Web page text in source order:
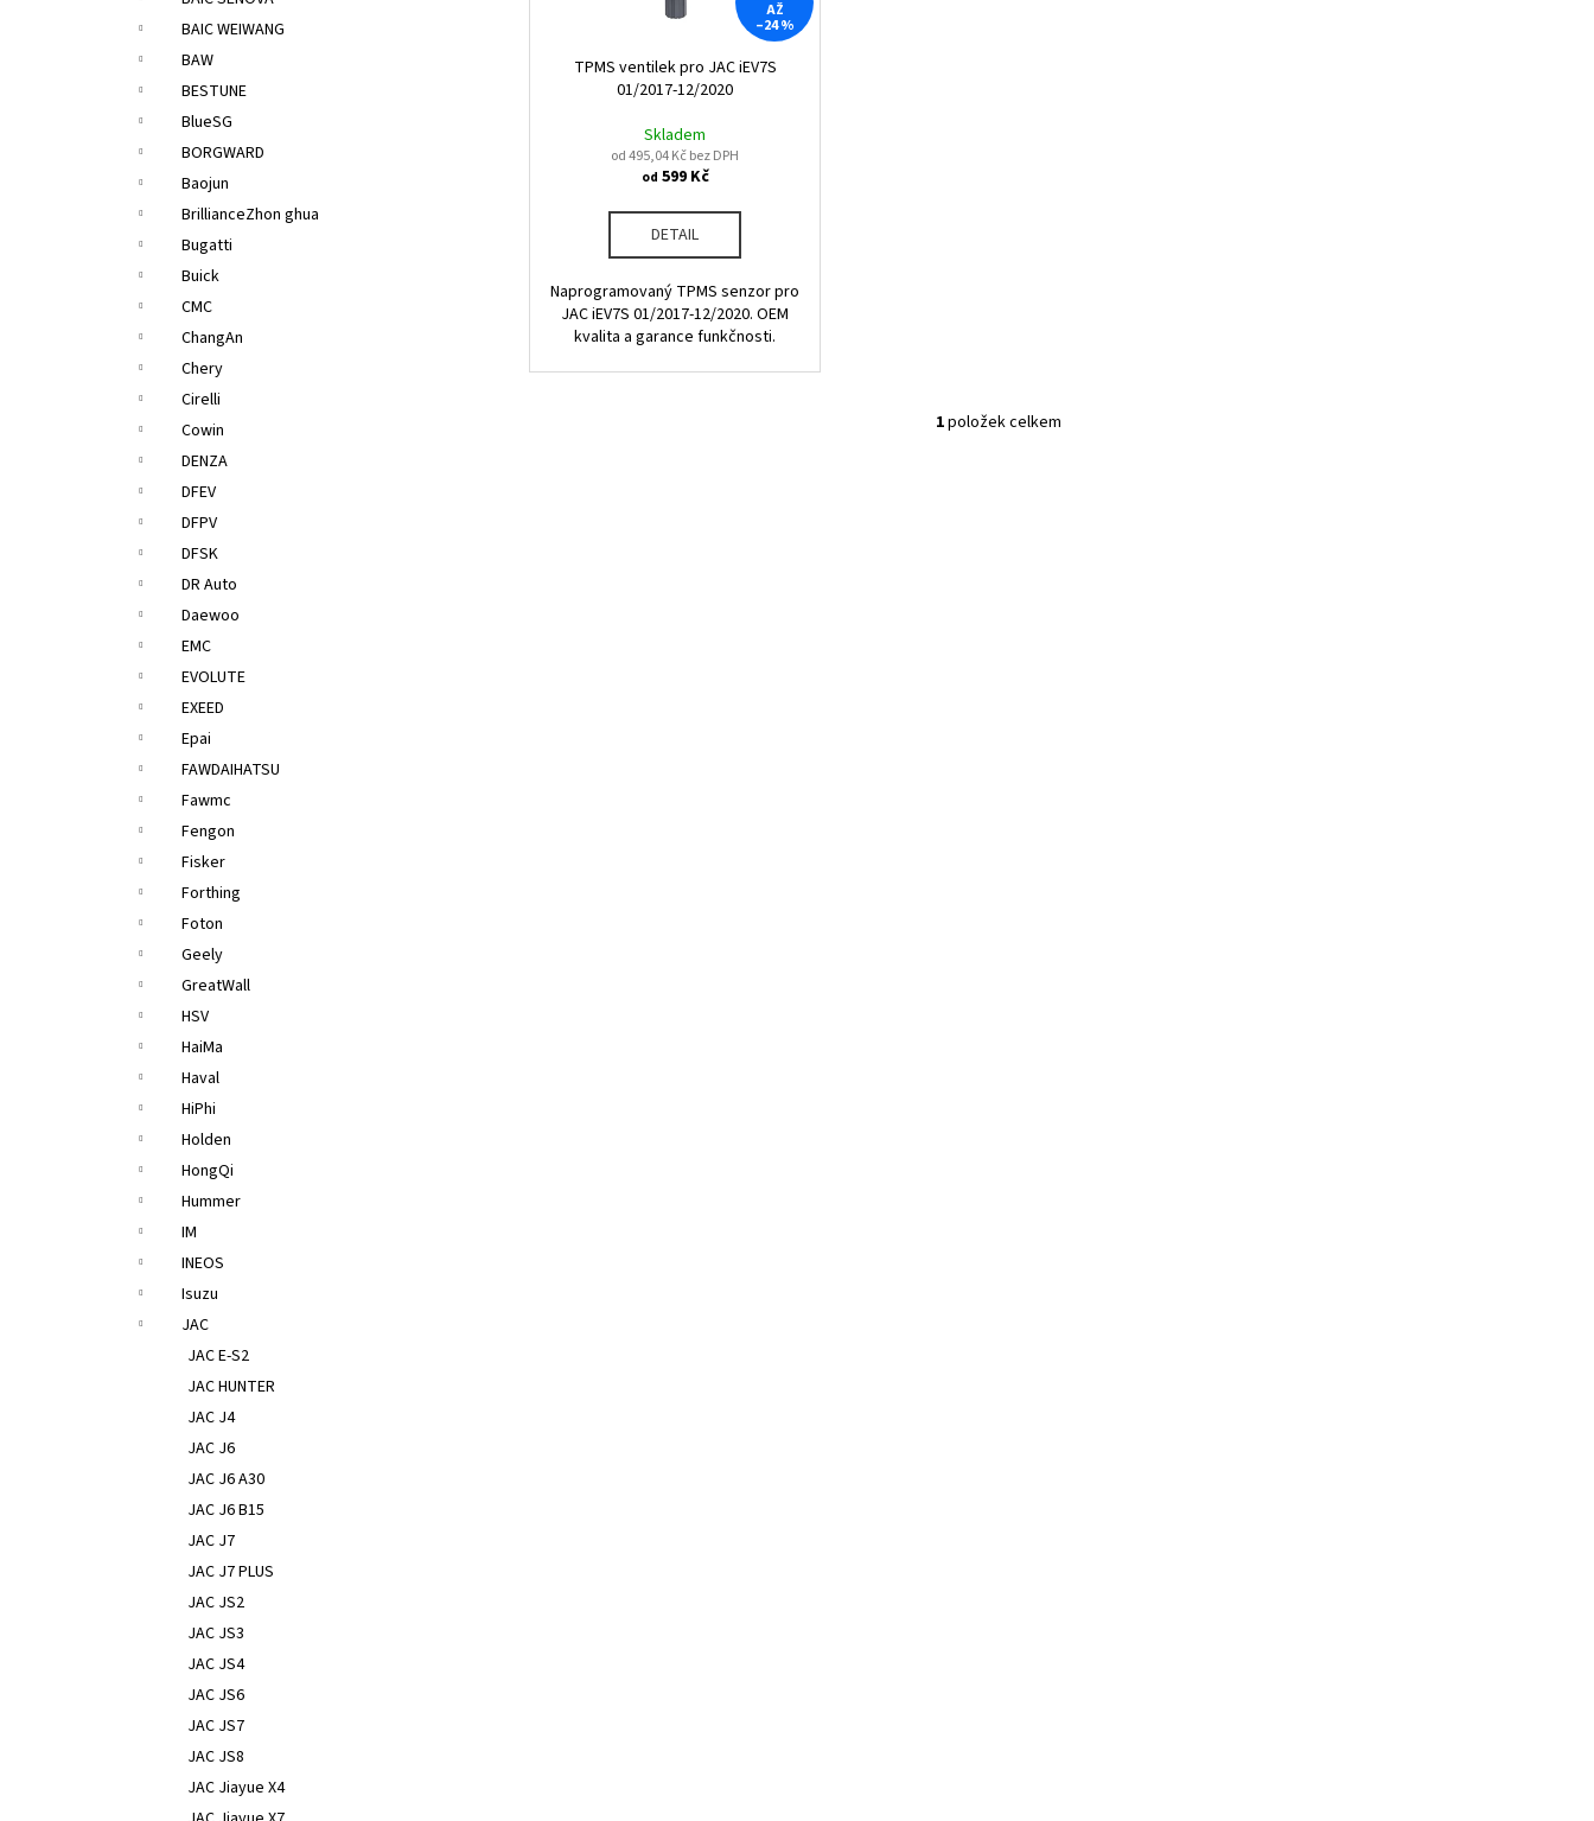
BAIC WEIWANG
BAW
BESTUNE
BlueSG
BORGWARD
Baojun
BrillianceZhon ghua
Bugatti
Buick
CMC
ChangAn
Chery
Cirelli
Cowin
DENZA
DFEV
DFPV
DFSK
DR Auto
Daewoo
EMC
EVOLUTE
EXEED
Epai
FAWDAIHATSU
Fawmc
Fengon
Fisker
Forthing
Foton
Geely
GreatWall
HSV
HaiMa
Haval
HiPhi
Holden
HongQi
Hummer
IM
INEOS
Isuzu
JAC
JAC E-S2
JAC HUNTER
JAC J4
JAC J6
JAC J6 A30
JAC J6 B15
JAC J7
JAC J7 PLUS
JAC JS2
JAC JS3
JAC JS4
JAC JS6
JAC JS7
JAC JS8
JAC Jiayue X4
AŽ
–24 %
TPMS ventilek pro JAC iEV7S
01/2017-12/2020
Skladem
od 495,04 Kč bez DPH
od 599 Kč
DETAIL
Naprogramovaný TPMS senzor pro
JAC iEV7S 01/2017-12/2020. OEM
kvalita a garance funkčnosti.
O
1položek celkem